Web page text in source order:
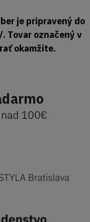
je pripravený do
Tovar označený v
okamžite.